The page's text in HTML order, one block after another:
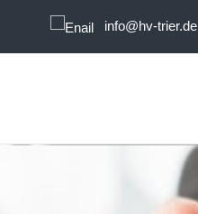
info@hv-trier.de